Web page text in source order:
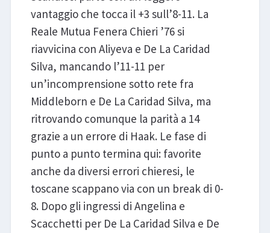
vantaggio che tocca il +3 sull’8-11. La
Reale Mutua Fenera Chieri ’76 si
riavvicina con Aliyeva e De La Caridad
Silva, mancando l’11-11 per
un’incomprensione sotto rete fra
Middleborn e De La Caridad Silva, ma
ritrovando comunque la parità a 14
grazie a un errore di Haak. Le fase di
punto a punto termina qui: favorite
anche da diversi errori chieresi, le
toscane scappano via con un break di 0-
8. Dopo gli ingressi di Angelina e
Scacchetti per De La Caridad Silva e De